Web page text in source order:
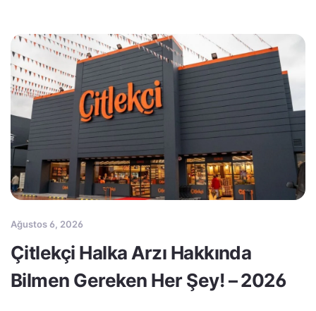
Ağustos 6, 2026
Çitlekçi Halka Arzı Hakkında
Bilmen Gereken Her Şey! – 2026